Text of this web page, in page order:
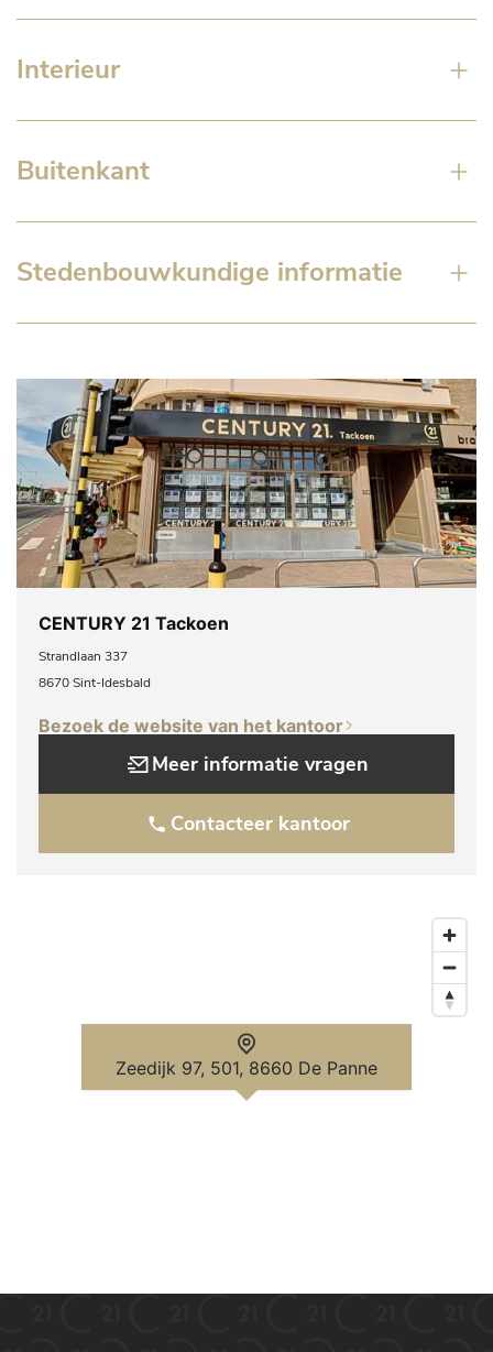
Interieur
Buitenkant
Stedenbouwkundige informatie
CENTURY 21 Tackoen
Strandlaan 337
8670 Sint-Idesbald
Bezoek de website van het kantoor
Meer informatie vragen
Contacteer kantoor
Zeedijk 97, 501, 8660 De Panne